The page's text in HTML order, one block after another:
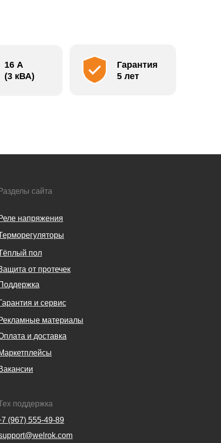
16 А
(3 кВА)
Гарантия
5 лет
поддержка
(967) 555-49-89
Разделы сайта
напряжения
пол
от протечек
и сервис
материалы
и доставка